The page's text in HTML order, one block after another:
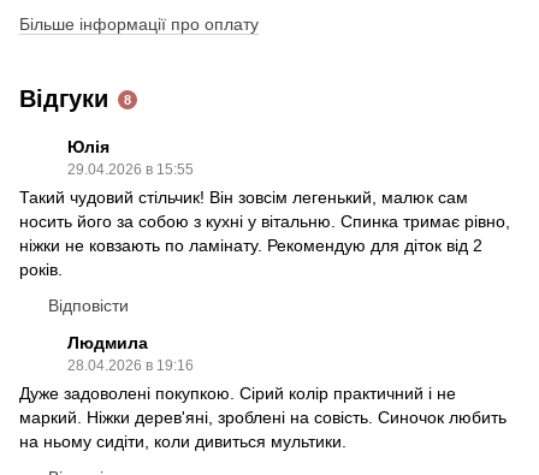
Більше інформації про оплату
Відгуки 8
Юлія
29.04.2026 в 15:55
Такий чудовий стільчик! Він зовсім легенький, малюк сам
носить його за собою з кухні у вітальню. Спинка тримає рівно,
ніжки не ковзають по ламінату. Рекомендую для діток від 2
років.
Відповісти
Людмила
28.04.2026 в 19:16
Дуже задоволені покупкою. Сірий колір практичний і не
маркий. Ніжки дерев'яні, зроблені на совість. Синочок любить
на ньому сидіти, коли дивиться мультики.